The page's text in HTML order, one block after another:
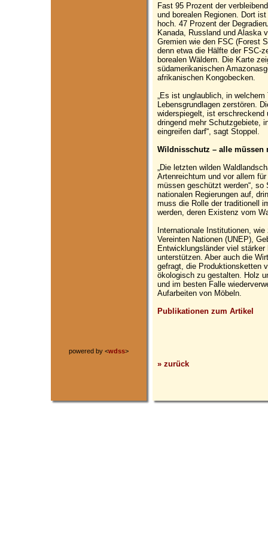
powered by <wdss>
Fast 95 Prozent der
und borealen Regionen. Dort
hoch. 47 Prozent der
Kanada, Russland und Alaska
Gremien wie den FSC (Forest
denn etwa die Hälfte der FSC-
borealen Wäldern. Die Karte
südamerikanischen
afrikanischen Kongobecken.
„Es ist unglaublich, in
Lebensgrundlagen zerstören.
widerspiegelt, ist erschreckend
dringend mehr Schutzgebiete,
eingreifen darf“, sagt Stoppel.
Wildnisschutz – alle müssen
„Die letzten wilden
Artenreichtum und vor allem
müssen geschützt werden“, so
nationalen Regierungen auf,
muss die Rolle der traditionell
werden, deren Existenz vom
Internationale Institutionen,
Vereinten Nationen (UNEP),
Entwicklungsländer viel
unterstützen. Aber auch die
gefragt, die Produktionsketten
ökologisch zu gestalten. Holz
und im besten Falle
Aufarbeiten von Möbeln.
Publikationen zum Artikel
» zurück